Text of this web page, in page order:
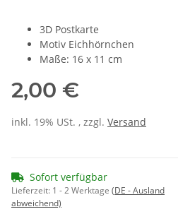
3D Postkarte
Motiv Eichhörnchen
Maße: 16 x 11 cm
2,00 €
inkl. 19% USt. , zzgl. Versand
Sofort verfügbar
Lieferzeit: 1 - 2 Werktage (DE - Ausland
abweichend)